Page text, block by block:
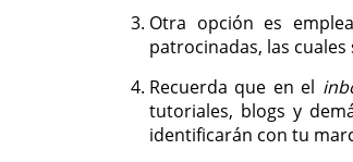
Otra opción es
patrocinadas, las
Recuerda que en el
tutoriales, blogs y
identificarán con tu